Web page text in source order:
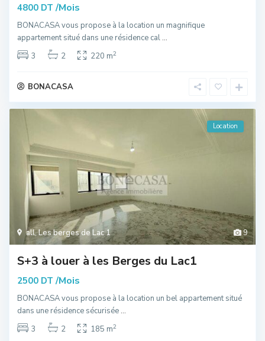
4800 DT /Mois
BONACASA vous propose à la location un magnifique
appartement situé dans une résidence cal...
3
2 220 m2
BONACASA
9
all,Les berges de Lac 1
Location
S+3 à louer à les Berges du Lac1
2500 DT /Mois
BONACASA vous propose à la location un bel appartement situé
dans une résidence sécurisée...
3
2 185 m2